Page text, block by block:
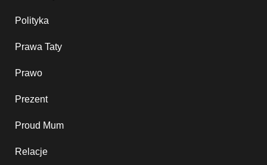
Polityka
Prawa Taty
Prawo
Prezent
Proud Mum
Relacje